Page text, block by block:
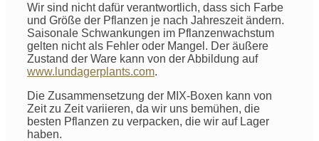
Wir sind nicht dafür verantwortlich, dass sich Farbe
und Größe der Pflanzen je nach Jahreszeit ändern.
Saisonale Schwankungen im Pflanzenwachstum
gelten nicht als Fehler oder Mangel. Der äußere
Zustand der Ware kann von der Abbildung auf
www.lundagerplants.com.
Die Zusammensetzung der MIX-Boxen kann von
Zeit zu Zeit variieren, da wir uns bemühen, die
besten Pflanzen zu verpacken, die wir auf Lager
haben.